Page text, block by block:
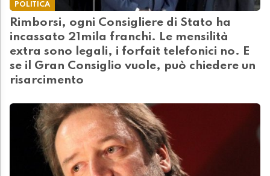
POLITICA
Rimborsi, ogni Consigliere di Stato ha
incassato 21mila franchi. Le mensilità
extra sono legali, i forfait telefonici no. E
se il Gran Consiglio vuole, può chiedere un
risarcimento